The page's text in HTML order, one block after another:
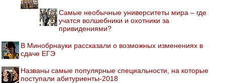
Самые необычные университеты мира – где
учатся волшебники и охотники за
привидениями?
В Минобрнауки рассказали о возможных изменениях в
сдаче ЕГЭ
Названы самые популярные специальности, на которые
поступали абитуриенты-2018